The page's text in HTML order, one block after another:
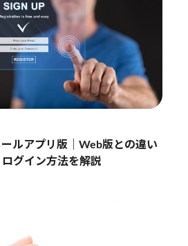
ルアプリ版｜Web版との違い
グイン方法を解説